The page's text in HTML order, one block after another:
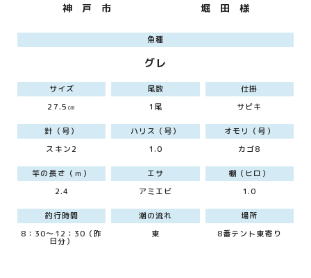
神 戸 市 堀 田 様
魚種
グレ
サイズ
27.5㎝
尾数
1尾
仕掛
サビキ
針（号）
スキン2
ハリス（号）
1.0
オモリ（号）
カゴ8
竿の長さ（ｍ）
2.4
エサ
アミエビ
棚（ヒロ）
1.0
釣行時間
8：30～12：30（昨
日分）
潮の流れ
東
場所
8番テント東寄り